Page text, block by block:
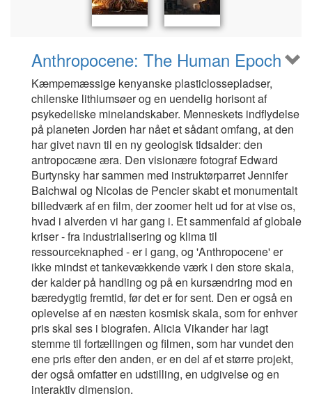
Anthropocene: The Human Epoch
Kæmpemæssige kenyanske plasticlossepladser,
chilenske lithiumsøer og en uendelig horisont af
psykedeliske minelandskaber. Menneskets indflydelse
på planeten Jorden har nået et sådant omfang, at den
har givet navn til en ny geologisk tidsalder: den
antropocæne æra. Den visionære fotograf Edward
Burtynsky har sammen med instruktørparret Jennifer
Baichwal og Nicolas de Pencier skabt et monumentalt
billedværk af en film, der zoomer helt ud for at vise os,
hvad i alverden vi har gang i. Et sammenfald af globale
kriser - fra industrialisering og klima til
ressourceknaphed - er i gang, og 'Anthropocene' er
ikke mindst et tankevækkende værk i den store skala,
der kalder på handling og på en kursændring mod en
bæredygtig fremtid, før det er for sent. Den er også en
oplevelse af en næsten kosmisk skala, som for enhver
pris skal ses i biografen. Alicia Vikander har lagt
stemme til fortællingen og filmen, som har vundet den
ene pris efter den anden, er en del af et større projekt,
der også omfatter en udstilling, en udgivelse og en
interaktiv dimension.